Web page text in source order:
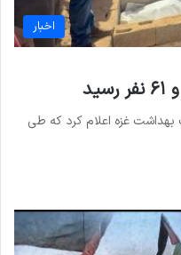
اخبار
بهداشت غزه اعلام کرد که طی